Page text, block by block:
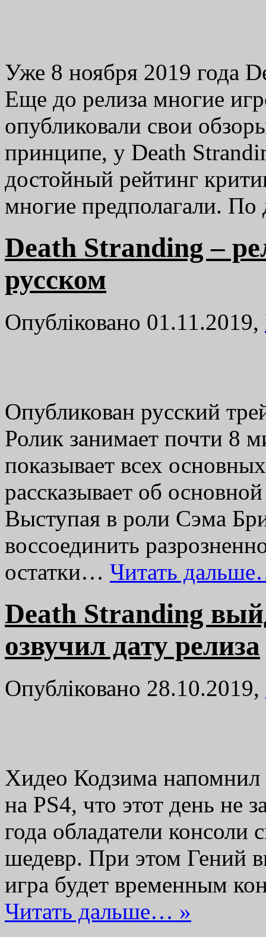
Уже 8 ноября 2019 года
Еще до релиза многие
опубликовали свои
принципе, у Death
достойный рейтинг
многие предполагали.
Death Stranding –
русском
Опубліковано 01.11.2019,
Опубликован русский
Ролик занимает почти 8
показывает всех
рассказывает об
Выступая в роли Сэма
воссоединить
остатки… Читать
Death Stranding
озвучил дату релиза
Опубліковано 28.10.2019,
Хидео Кодзима напомнил
на PS4, что этот день не
года обладатели
шедевр. При этом Гений
игра будет временным
Читать дальше… »